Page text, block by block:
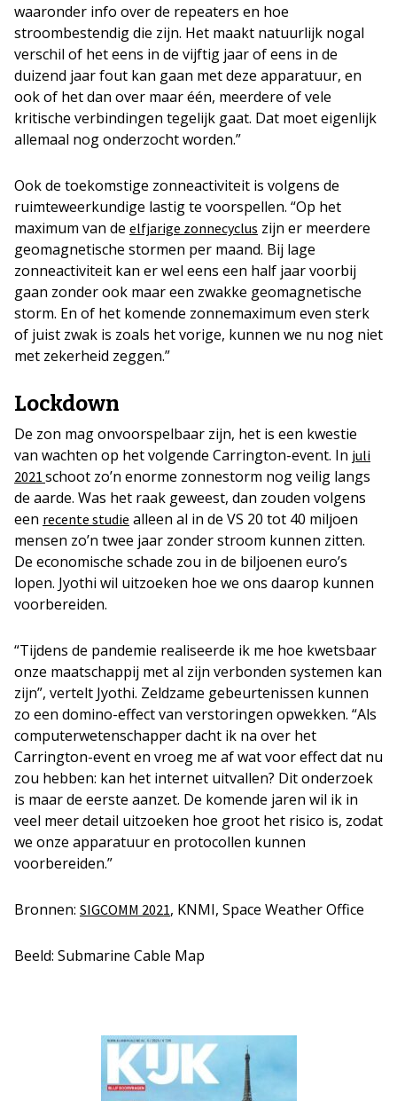
waaronder info over de repeaters en hoe
stroombestendig die zijn. Het maakt natuurlijk nogal
verschil of het eens in de vijftig jaar of eens in de
duizend jaar fout kan gaan met deze apparatuur, en
ook of het dan over maar één, meerdere of vele
kritische verbindingen tegelijk gaat. Dat moet eigenlijk
allemaal nog onderzocht worden.”
Ook de toekomstige zonneactiviteit is volgens de
ruimteweerkundige lastig te voorspellen. “Op het
maximum van de elfjarige zonnecyclus zijn er meerdere
geomagnetische stormen per maand. Bij lage
zonneactiviteit kan er wel eens een half jaar voorbij
gaan zonder ook maar een zwakke geomagnetische
storm. En of het komende zonnemaximum even sterk
of juist zwak is zoals het vorige, kunnen we nu nog niet
met zekerheid zeggen.”
Lockdown
De zon mag onvoorspelbaar zijn, het is een kwestie
van wachten op het volgende Carrington-event. In juli
2021 schoot zo’n enorme zonnestorm nog veilig langs
de aarde. Was het raak geweest, dan zouden volgens
een recente studie alleen al in de VS 20 tot 40 miljoen
mensen zo’n twee jaar zonder stroom kunnen zitten.
De economische schade zou in de biljoenen euro’s
lopen. Jyothi wil uitzoeken hoe we ons daarop kunnen
voorbereiden.
“Tijdens de pandemie realiseerde ik me hoe kwetsbaar
onze maatschappij met al zijn verbonden systemen kan
zijn”, vertelt Jyothi. Zeldzame gebeurtenissen kunnen
zo een domino-effect van verstoringen opwekken. “Als
computerwetenschapper dacht ik na over het
Carrington-event en vroeg me af wat voor effect dat nu
zou hebben: kan het internet uitvallen? Dit onderzoek
is maar de eerste aanzet. De komende jaren wil ik in
veel meer detail uitzoeken hoe groot het risico is, zodat
we onze apparatuur en protocollen kunnen
voorbereiden.”
Bronnen: SIGCOMM 2021, KNMI, Space Weather Office
Beeld: Submarine Cable Map